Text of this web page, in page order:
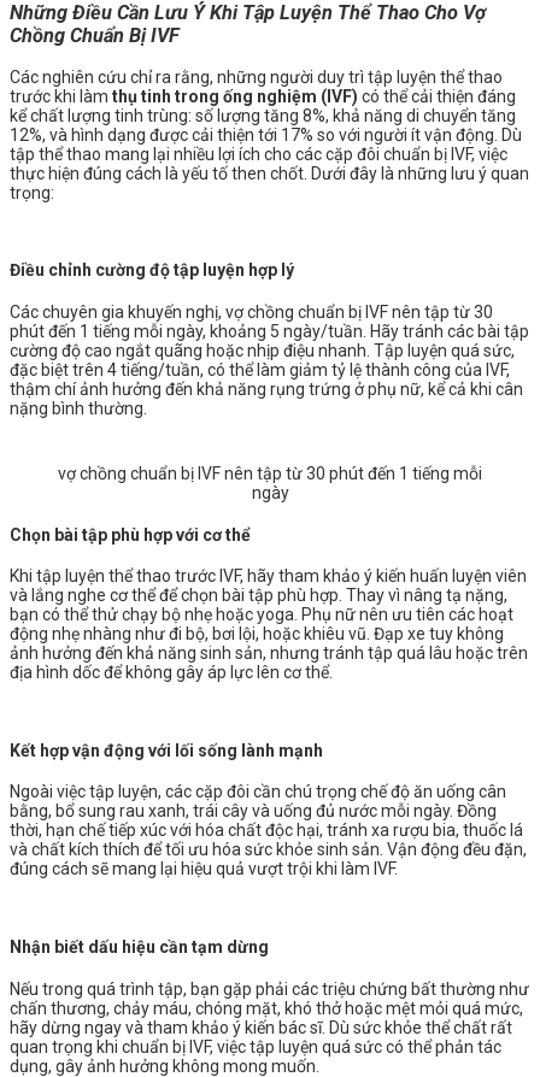
Những Điều Cần Lưu Ý Khi Tập Luyện Thể Thao Cho Vợ
Chồng Chuẩn Bị IVF
Các nghiên cứu chỉ ra rằng, những người duy trì tập luyện thể thao
trước khi làm thụ tinh trong ống nghiệm (IVF) có thể cải thiện đáng
kể chất lượng tinh trùng: số lượng tăng 8%, khả năng di chuyển tăng
12%, và hình dạng được cải thiện tới 17% so với người ít vận động. Dù
tập thể thao mang lại nhiều lợi ích cho các cặp đôi chuẩn bị IVF, việc
thực hiện đúng cách là yếu tố then chốt. Dưới đây là những lưu ý quan
trọng:
Điều chỉnh cường độ tập luyện hợp lý
Các chuyên gia khuyến nghị, vợ chồng chuẩn bị IVF nên tập từ 30
phút đến 1 tiếng mỗi ngày, khoảng 5 ngày/tuần. Hãy tránh các bài tập
cường độ cao ngắt quãng hoặc nhịp điệu nhanh. Tập luyện quá sức,
đặc biệt trên 4 tiếng/tuần, có thể làm giảm tỷ lệ thành công của IVF,
thậm chí ảnh hưởng đến khả năng rụng trứng ở phụ nữ, kể cả khi cân
nặng bình thường.
vợ chồng chuẩn bị IVF nên tập từ 30 phút đến 1 tiếng mỗi
ngày
Chọn bài tập phù hợp với cơ thể
Khi tập luyện thể thao trước IVF, hãy tham khảo ý kiến huấn luyện viên
và lắng nghe cơ thể để chọn bài tập phù hợp. Thay vì nâng tạ nặng,
bạn có thể thử chạy bộ nhẹ hoặc yoga. Phụ nữ nên ưu tiên các hoạt
động nhẹ nhàng như đi bộ, bơi lội, hoặc khiêu vũ. Đạp xe tuy không
ảnh hưởng đến khả năng sinh sản, nhưng tránh tập quá lâu hoặc trên
địa hình dốc để không gây áp lực lên cơ thể.
Kết hợp vận động với lối sống lành mạnh
Ngoài việc tập luyện, các cặp đôi cần chú trọng chế độ ăn uống cân
bằng, bổ sung rau xanh, trái cây và uống đủ nước mỗi ngày. Đồng
thời, hạn chế tiếp xúc với hóa chất độc hại, tránh xa rượu bia, thuốc lá
và chất kích thích để tối ưu hóa sức khỏe sinh sản. Vận động đều đặn,
đúng cách sẽ mang lại hiệu quả vượt trội khi làm IVF.
Nhận biết dấu hiệu cần tạm dừng
Nếu trong quá trình tập, bạn gặp phải các triệu chứng bất thường như
chấn thương, chảy máu, chóng mặt, khó thở hoặc mệt mỏi quá mức,
hãy dừng ngay và tham khảo ý kiến bác sĩ. Dù sức khỏe thể chất rất
quan trọng khi chuẩn bị IVF, việc tập luyện quá sức có thể phản tác
dụng, gây ảnh hưởng không mong muốn.